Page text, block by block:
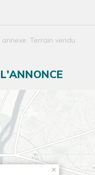
Terrain vendu
×